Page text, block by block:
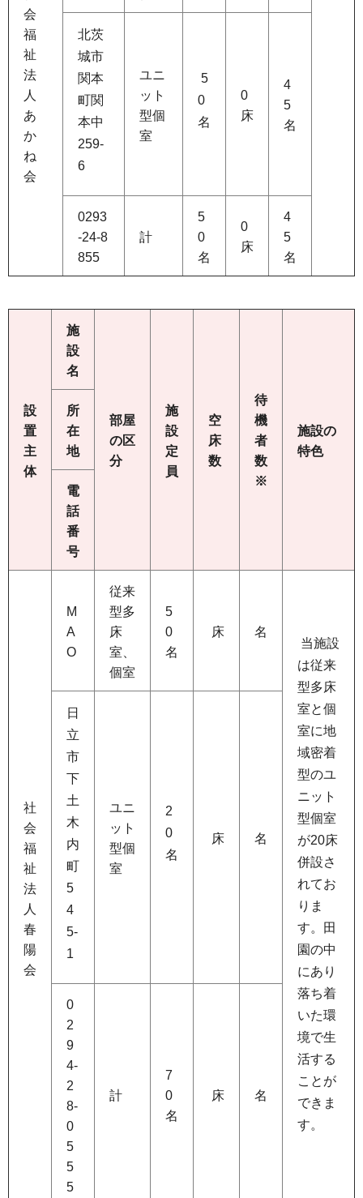
会
福
祉
法
人
あ
か
ね
会
北茨
城市
関本
町関
本中
259-
6
ユニ
ット
型個
室
5
0
名
0
床
4
5
名
0293
-24-8
855
計
5
0
名
0
床
4
5
名
設
置
主
体
施
設
名
部屋
の区
分
施
設
定
員
空
床
数
待
機
者
数
※
施設の
特色
所
在
地
電
話
番
号
社
会
福
祉
法
人
春
陽
会
M
A
O
従来
型多
床
室、
個室
5
0
名
床
名
当施設
は従来
型多床
室と個
室に地
域密着
型のユ
ニット
型個室
が20床
併設さ
れてお
りま
す。田
園の中
にあり
落ち着
いた環
境で生
活する
ことが
できま
す。
日
立
市
下
土
木
内
町
5
4
5-
1
ユニ
ット
型個
室
2
0
名
床 名
0
2
9
4-
2
8-
0
5
5
5
計
7
0
名
床 名